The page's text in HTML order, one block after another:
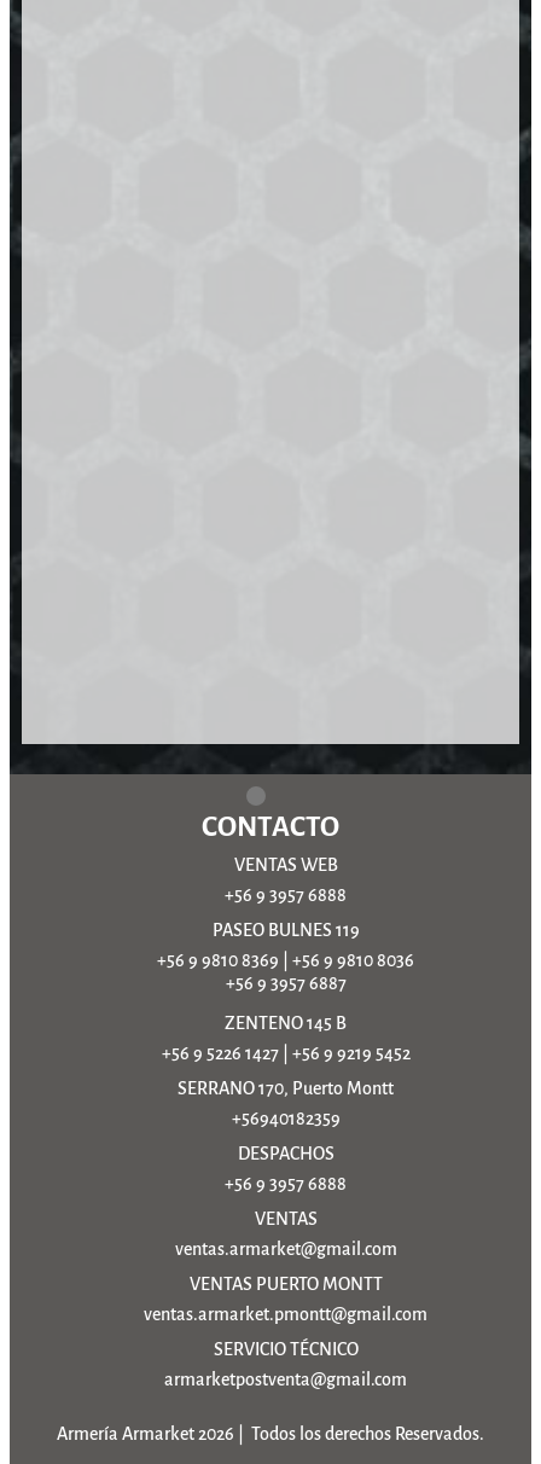
CONTACTO
VENTAS WEB
+56 9 3957 6888
PASEO BULNES 119
+56 9 9810 8369
+56 9 9810 8036
+56 9 3957 6887
ZENTENO 145 B
+56 9 5226 1427| +56 9 9219 5452
SERRANO 170, Puerto Montt
+56940182359
DESPACHOS
+56 9 3957 6888
VENTAS
ventas.armarket@gmail.com
VENTAS PUERTO MONTT
ventas.armarket.pmontt@gmail.com
SERVICIO TÉCNICO
armarketpostventa@gmail.com
Armería Armarket 2026 | Todos los derechos Reservados.